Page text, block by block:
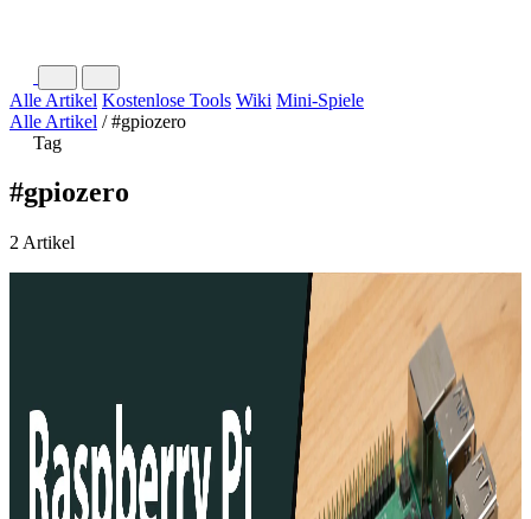
Alle Artikel Kostenlose Tools Wiki Mini-Spiele
Alle Artikel / #gpiozero
Tag
#gpiozero
2 Artikel